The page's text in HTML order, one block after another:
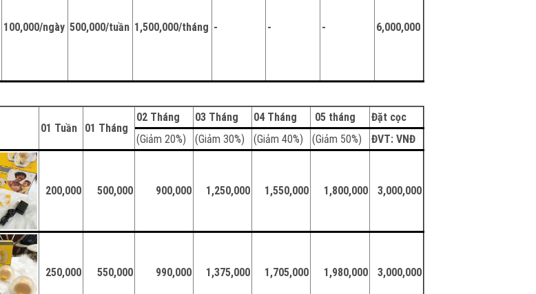
100,000/ngày 500,000/tuần 1,500,000/tháng - - - 6,000,000
01 Tuần 01 Tháng
02 Tháng 03 Tháng 04 Tháng 05 tháng
Đặt cọc
(Giảm 20%)
(Giảm 30%) (Giảm 40%) (Giảm 50%) ĐVT: VNĐ
200,000 500,000 900,000 1,250,000 1,550,000 1,800,000 3,000,000
250,000 550,000 990,000 1,375,000 1,705,000 1,980,000 3,000,000